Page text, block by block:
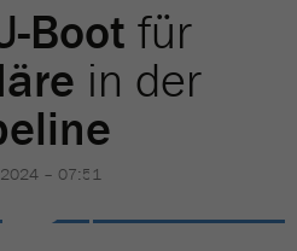
Boot für
in der
– 07:51